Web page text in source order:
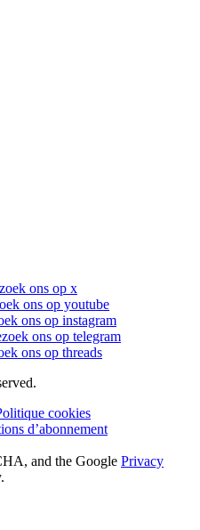
ons op x
ons op youtube
ons op instagram
ons op telegram
ons op threads
cookies
d’abonnement
and the Google Privacy